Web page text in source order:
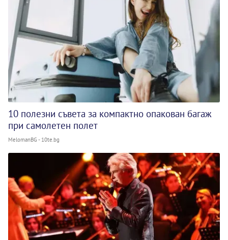
10 полезни съвета за компактно опакован багаж
при самолетен полет
MelomanBG - 10te.bg